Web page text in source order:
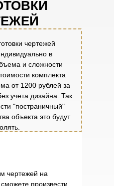
чертежей
в
и сложности
комплекта
от 1200 рублей за
учета дизайна. Так
"постраничный"
объекта это будут
чертежей на
произвести